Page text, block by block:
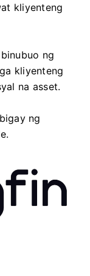
kliyenteng
ng
kliyenteng
na asset.
ng